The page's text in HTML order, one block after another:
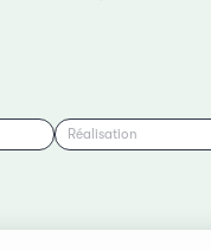
Réalisation